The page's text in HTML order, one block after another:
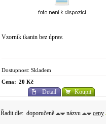
Vzorník tkanin bez úprav.
Dostupnost: Skladem
Cena: 20 Kč
Detail Koupit
Řadit dle: doporučeně názvu ceny